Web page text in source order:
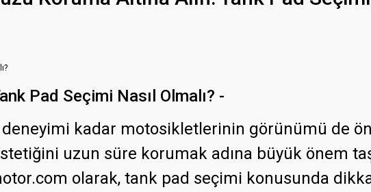
Pad Seçimi Nasıl Olmalı? -
kadar motosikletlerinin görünümü de
uzun süre korumak adına büyük önem
olarak, tank pad seçimi konusunda